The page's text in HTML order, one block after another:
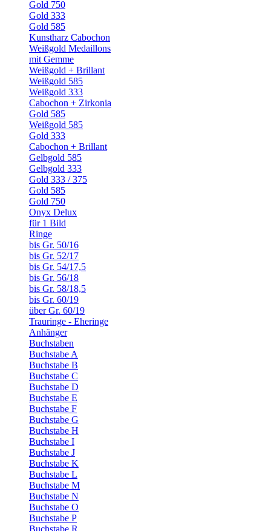
Gold 750
Gold 333
Gold 585
Kunstharz Cabochon
Weißgold Medaillons
mit Gemme
Weißgold + Brillant
Weißgold 585
Weißgold 333
Cabochon + Zirkonia
Gold 585
Weißgold 585
Gold 333
Cabochon + Brillant
Gelbgold 585
Gelbgold 333
Gold 333 / 375
Gold 585
Gold 750
Onyx Delux
für 1 Bild
Ringe
bis Gr. 50/16
bis Gr. 52/17
bis Gr. 54/17,5
bis Gr. 56/18
bis Gr. 58/18,5
bis Gr. 60/19
über Gr. 60/19
Trauringe - Eheringe
Anhänger
Buchstaben
Buchstabe A
Buchstabe B
Buchstabe C
Buchstabe D
Buchstabe E
Buchstabe F
Buchstabe G
Buchstabe H
Buchstabe I
Buchstabe J
Buchstabe K
Buchstabe L
Buchstabe M
Buchstabe N
Buchstabe O
Buchstabe P